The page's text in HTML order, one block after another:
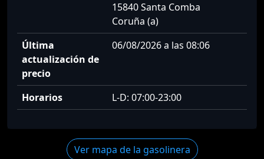
15840 Santa Comba
Coruña (a)
Última
actualización de
precio
06/08/2026 a las 08:06
Horarios L-D: 07:00-23:00
Ver mapa de la gasolinera